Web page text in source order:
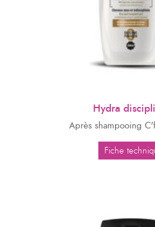
Hydra
Après shampooing
Fiche